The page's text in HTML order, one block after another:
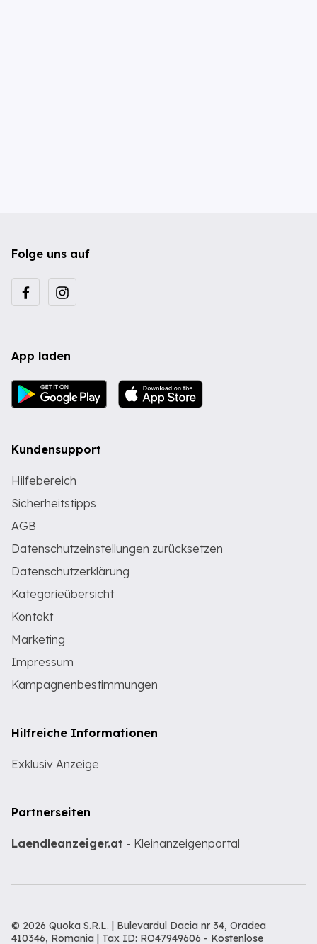
Folge uns auf
App laden
Kundensupport
Hilfebereich
Sicherheitstipps
AGB
Datenschutzeinstellungen zurücksetzen
Datenschutzerklärung
Kategorieübersicht
Kontakt
Marketing
Impressum
Kampagnenbestimmungen
Hilfreiche Informationen
Exklusiv Anzeige
Partnerseiten
Laendleanzeiger.at - Kleinanzeigenportal
© 2026 Quoka S.R.L. | Bulevardul Dacia nr 34, Oradea
410346, Romania | Tax ID: RO47949606 - Kostenlose